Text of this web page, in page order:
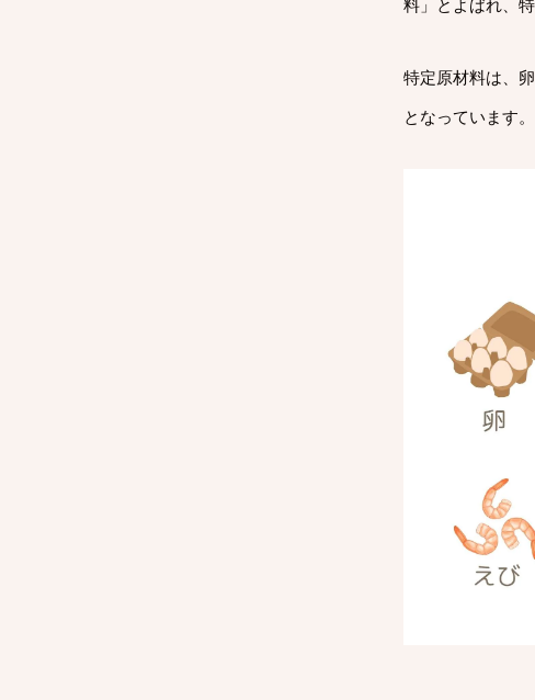
特定原材料は、
となっています。